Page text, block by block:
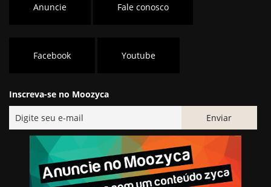
Anuncie Fale conosco
Facebook Youtube
Inscreva-se no Moozyca